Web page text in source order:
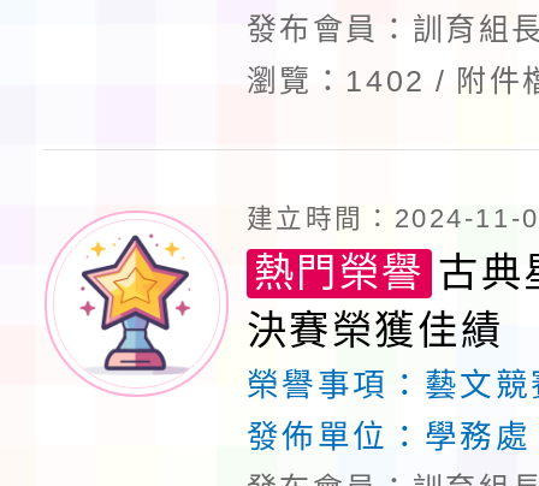
發布會員：訓育組
瀏覽：1402
附件
建立時間：2024-11-
熱門榮譽 古典
決賽榮獲佳績
榮譽事項： 藝文競
發佈單位： 學務處